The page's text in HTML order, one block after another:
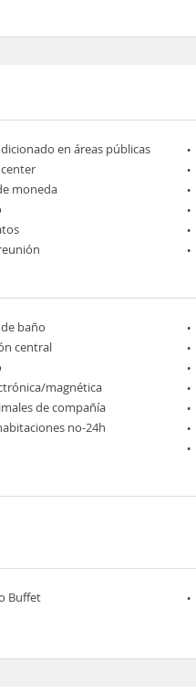
en áreas públicas
moneda
baño
central
magnética
de compañía
no-24h
Buffet